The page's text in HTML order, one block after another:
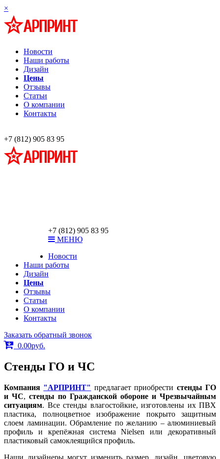
×
Новости
Наши работы
Дизайн
Цены
Отзывы
Статьи
О компании
Контакты
+7 (812) 905 83 95
+7 (812) 905 83 95
МЕНЮ
Новости
Наши работы
Дизайн
Цены
Отзывы
Статьи
О компании
Контакты
Заказать обратный звонок
0.00руб.
Стенды ГО и ЧС
Компания "АРПРИНТ" предлагает приобрести стенды ГО
и ЧС, стенды по Гражданской обороне и Чрезвычайным
ситуациям. Все стенды влагостойкие, изготовлены их ПВХ
пластика, полноцветное изображение покрыто защитным
слоем ламинации. Обрамление по желанию – алюминиевый
профиль и крепёжная система Nielsen или декоративный
пластиковый самоклеящийся профиль.
Наши дизайнеры могут изменить размер, дизайн, цветовую